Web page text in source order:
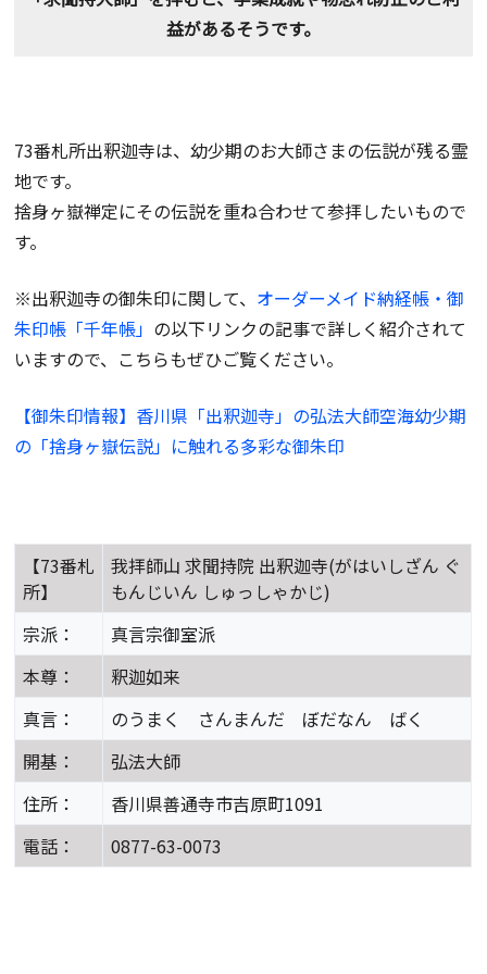
益があるそうです。
73番札所出釈迦寺は、幼少期のお大師さまの伝説が残る霊
地です。
捨身ヶ嶽禅定にその伝説を重ね合わせて参拝したいもので
す。
※出釈迦寺の御朱印に関して、 オーダーメイド納経帳・御
朱印帳「千年帳」 の以下リンクの記事で詳しく紹介されて
いますので、こちらもぜひご覧ください。
【御朱印情報】香川県「出釈迦寺」の弘法大師空海幼少期
の「捨身ヶ嶽伝説」に触れる多彩な御朱印
【73番札
所】
我拝師山 求聞持院 出釈迦寺(がはいしざん ぐ
もんじいん しゅっしゃかじ)
宗派：
真言宗御室派
本尊：
釈迦如来
真言：
のうまく さんまんだ ぼだなん ばく
開基：
弘法大師
住所：
香川県善通寺市吉原町1091
電話：
0877-63-0073